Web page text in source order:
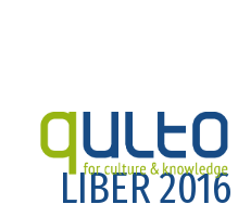
LIBER 2016